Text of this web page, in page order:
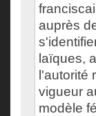
auprès
laïques,
l'autorité
vigueur
modèle